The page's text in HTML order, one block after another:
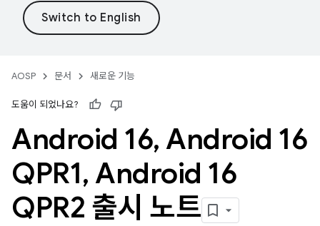
AOSP 문서 새로운 기능
도움이 되었나요?
Android 16, Android 16
QPR1, Android 16
QPR2 출시 노트